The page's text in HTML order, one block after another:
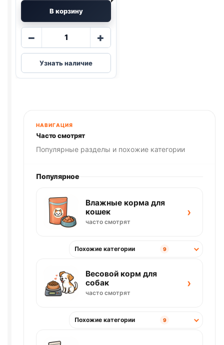
В корзину
−
Количество
Pro-
Plan
сух.
+
Узнать наличие
НАВИГАЦИЯ
Часто смотрят
Популярные разделы и похожие категории
Популярное
Влажные корма для
кошек
часто смотрят
›
Похожие категории 9
Весовой корм для
собак
часто смотрят
›
Похожие категории 9